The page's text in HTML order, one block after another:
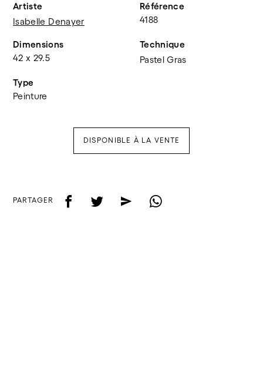
Artiste
Isabelle Denayer
Référence
4188
Dimensions
42 x 29.5
Technique
Pastel Gras
Type
Peinture
DISPONIBLE À LA VENTE
PARTAGER f t e w